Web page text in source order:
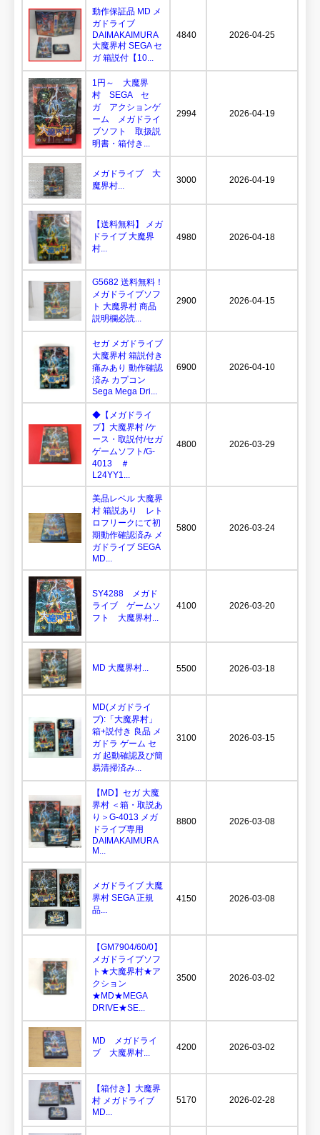
動作保証品 MD メ
ガドライブ
DAIMAKAIMURA
大魔界村 SEGA セ
ガ 箱説付【10...
4840 2026-04-25
1円～ 大魔界
村 SEGA セ
ガ アクションゲ
ーム メガドライ
ブソフト 取扱説
明書・箱付き...
2994 2026-04-19
メガドライブ 大
魔界村...
3000 2026-04-19
【送料無料】 メガ
ドライブ 大魔界
村...
4980 2026-04-18
G5682 送料無料！
メガドライブソフ
ト 大魔界村 商品
説明欄必読...
2900 2026-04-15
セガ メガドライブ
大魔界村 箱説付き
痛みあり 動作確認
済み カプコン
Sega Mega Dri...
6900 2026-04-10
◆【メガドライ
ブ】大魔界村 /ケ
ース・取説付/セガ
ゲームソフト/G-
4013 ＃
L24YY1...
4800 2026-03-29
美品レベル 大魔界
村 箱説あり レト
ロフリークにて初
期動作確認済み メ
ガドライブ SEGA
MD...
5800 2026-03-24
SY4288 メガド
ライブ ゲームソ
フト 大魔界村...
4100 2026-03-20
MD 大魔界村... 5500 2026-03-18
MD(メガドライ
ブ):「大魔界村」
箱+説付き 良品 メ
ガドラ ゲーム セ
ガ 起動確認及び簡
易清掃済み...
3100 2026-03-15
【MD】セガ 大魔
界村 ＜箱・取説あ
り＞G-4013 メガ
ドライブ専用
DAIMAKAIMURA
M...
8800 2026-03-08
メガドライブ 大魔
界村 SEGA 正規
品...
4150 2026-03-08
【GM7904/60/0】
メガドライブソフ
ト★大魔界村★ア
クション
★MD★MEGA
DRIVE★SE...
3500 2026-03-02
MD メガドライ
ブ 大魔界村...
4200 2026-03-02
【箱付き】大魔界
村 メガドライブ
MD...
5170 2026-02-28